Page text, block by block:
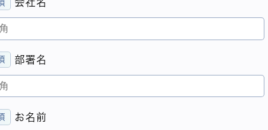
会社名
部署名
お名前